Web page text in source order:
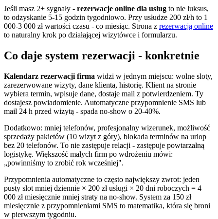
Jeśli masz 2+ sygnały - rezerwacje online dla usług to nie luksus,
to odzyskanie 5-15 godzin tygodniowo. Przy usłudze 200 zł/h to 1
000-3 000 zł wartości czasu - co miesiąc. Strona z rezerwacją online
to naturalny krok po działającej wizytówce i formularzu.
Co daje system rezerwacji - konkretnie
Kalendarz rezerwacji firma widzi w jednym miejscu: wolne sloty,
zarezerwowane wizyty, dane klienta, historię. Klient na stronie
wybiera termin, wpisuje dane, dostaje mail z potwierdzeniem. Ty
dostajesz powiadomienie. Automatyczne przypomnienie SMS lub
mail 24 h przed wizytą - spada no-show o 20-40%.
Dodatkowo: mniej telefonów, profesjonalny wizerunek, możliwość
sprzedaży pakietów (10 wizyt z góry), blokada terminów na urlop
bez 20 telefonów. To nie zastępuje relacji - zastępuje powtarzalną
logistykę. Większość małych firm po wdrożeniu mówi:
„powinniśmy to zrobić rok wcześniej".
Przypomnienia automatyczne to często największy zwrot: jeden
pusty slot mniej dziennie × 200 zł usługi × 20 dni roboczych = 4
000 zł miesięcznie mniej straty na no-show. System za 150 zł
miesięcznie z przypomnieniami SMS to matematika, która się broni
w pierwszym tygodniu.